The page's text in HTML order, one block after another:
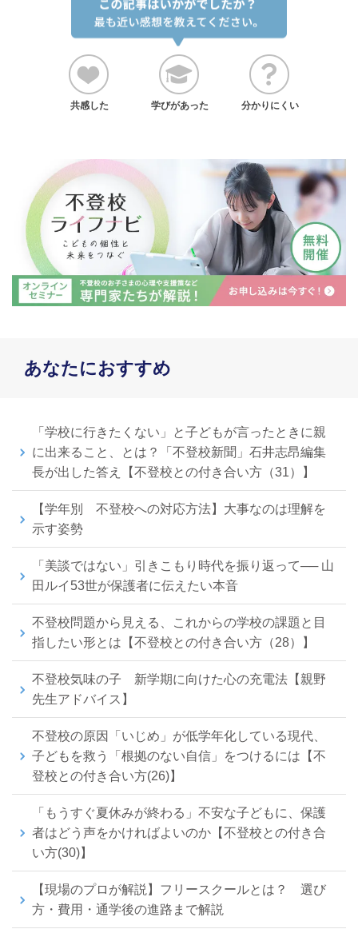
共感した 学びがあった 分かりにくい
あなたにおすすめ
「学校に行きたくない」と子どもが言ったときに親
に出来ること、とは？「不登校新聞」石井志昂編集
長が出した答え【不登校との付き合い方（31）】
【学年別 不登校への対応方法】大事なのは理解を
示す姿勢
「美談ではない」引きこもり時代を振り返って── 山
田ルイ53世が保護者に伝えたい本音
不登校問題から見える、これからの学校の課題と目
指したい形とは【不登校との付き合い方（28）】
不登校気味の子 新学期に向けた心の充電法【親野
先生アドバイス】
不登校の原因「いじめ」が低学年化している現代、
子どもを救う「根拠のない自信」をつけるには【不
登校との付き合い方(26)】
「もうすぐ夏休みが終わる」不安な子どもに、保護
者はどう声をかければよいのか【不登校との付き合
い方(30)】
【現場のプロが解説】フリースクールとは？ 選び
方・費用・通学後の進路まで解説